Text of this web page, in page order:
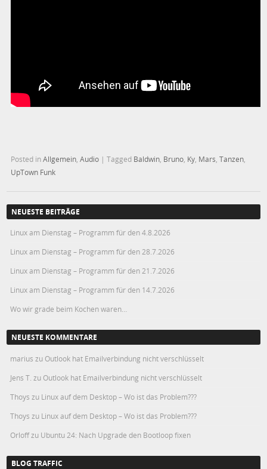
Posted inAllgemein ,Audio |Tagged Baldwin Bruno Ky Mars ,Tanzen
UpTown Funk
NEUESTE BEITRÄGE
Linux am Dienstag – Programm für den 4.8.2026
Linux am Dienstag – Programm für den 28.7.2026
Linux am Dienstag – Programm für den 21.7.2026
Linux am Dienstag – Programm für den 14.7.2026
Wo wir grade beim Kochen waren…
NEUESTE KOMMENTARE
marius zu Outlook hat Emailverbindung nicht verschlüsselt
Jens T. zu Outlook hat Emailverbindung nicht verschlüsselt
Thoys zu Linux auf dem Desktop – Wo ist das Problem???
Thoys zu Linux auf dem Desktop – Wo ist das Problem???
Orloffzu Ubuntu 24: Nach Upgrade den Bootloop fixen
BLOG TRAFFIC